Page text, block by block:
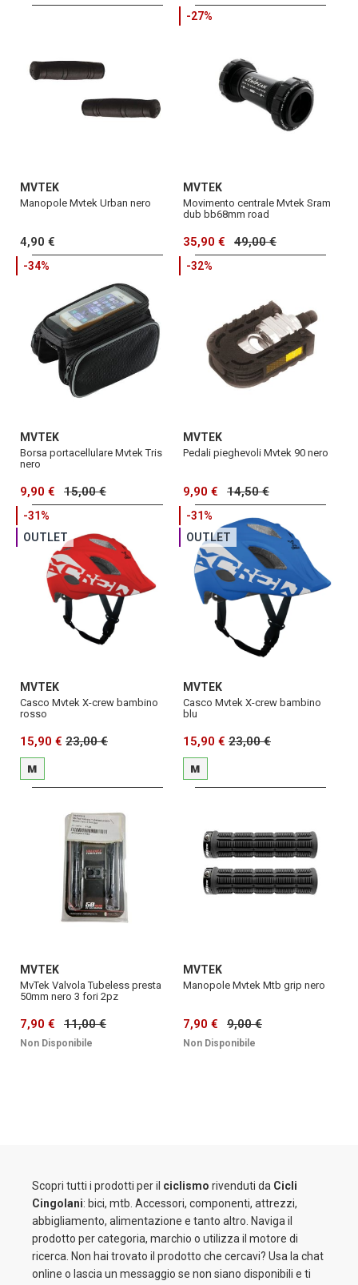
MVTEK
Manopole Mvtek Urban nero
4,90 €
-27%
MVTEK
Movimento centrale Mvtek Sram
dub bb68mm road
35,90 € 49,00 €
-34%
MVTEK
Borsa portacellulare Mvtek Tris
nero
9,90 € 15,00 €
-32%
MVTEK
Pedali pieghevoli Mvtek 90 nero
9,90 € 14,50 €
-31%
OUTLET
MVTEK
Casco Mvtek X-crew bambino
rosso
15,90 € 23,00 €
M
-31%
OUTLET
MVTEK
Casco Mvtek X-crew bambino
blu
15,90 € 23,00 €
M
MVTEK
MvTek Valvola Tubeless presta
50mm nero 3 fori 2pz
7,90 € 11,00 €
Non Disponibile
MVTEK
Manopole Mvtek Mtb grip nero
7,90 € 9,00 €
Non Disponibile
Scopri tutti i prodotti per il ciclismo rivenduti da Cicli
Cingolani: bici, mtb. Accessori, componenti, attrezzi,
abbigliamento, alimentazione e tanto altro. Naviga il
prodotto per categoria, marchio o utilizza il motore di
ricerca. Non hai trovato il prodotto che cercavi? Usa la chat
online o lascia un messaggio se non siano disponibili e ti